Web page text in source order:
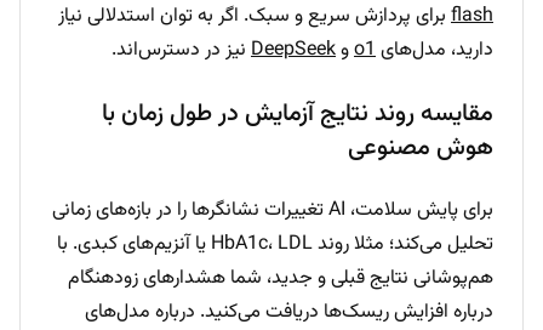
flash برای پردازش سریع و سبک. اگر به توان استدلالی نیاز
دارید، مدل‌هایo1وDeepSeek نیز در دسترس‌اند.
مقایسه روند نتایج آزمایش در طول زمان با
هوش مصنوعی
برای پایش سلامت، AI تغییرات نشانگرها را در بازه‌های زمانی
تحلیل می‌کند؛ مثلا روند HbA1c، LDL یا آنزیم‌های کبدی. با
هم‌پوشانی نتایج قبلی و جدید، شما هشدارهای زودهنگام
درباره افزایش ریسک‌ها دریافت می‌کنید. درباره مدل‌های